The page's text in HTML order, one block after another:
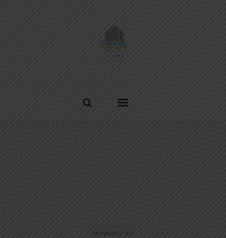
BROWSING TAG